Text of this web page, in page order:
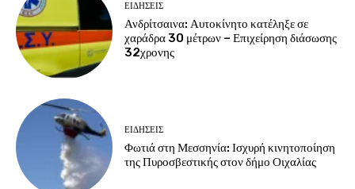
ΕΙΔΗΣΕΙΣ
Ανδρίτσαινα: Αυτοκίνητο κατέληξε σε
χαράδρα 30 μέτρων – Επιχείρηση διάσωσης
32χρονης
ΕΙΔΗΣΕΙΣ
Φωτιά στη Μεσσηνία: Ισχυρή κινητοποίηση
της Πυροσβεστικής στον δήμο Οιχαλίας